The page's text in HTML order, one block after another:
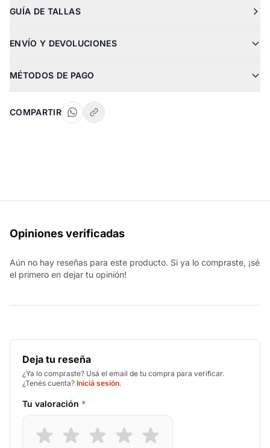
GUÍA DE TALLAS
ENVÍO Y DEVOLUCIONES
MÉTODOS DE PAGO
COMPARTIR
Opiniones verificadas
Aún no hay reseñas para este producto. Si ya lo compraste, ¡sé
el primero en dejar tu opinión!
Deja tu reseña
¿Ya lo compraste? Usá el email de tu compra para verificar.
¿Tenés cuenta? Iniciá sesión.
Tu valoración *